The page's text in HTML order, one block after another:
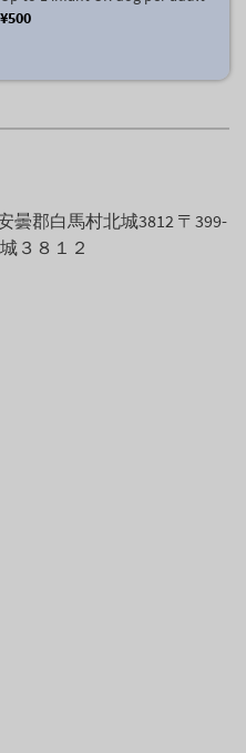
¥500
曇郡白馬村北城3812 〒399-
３８１２